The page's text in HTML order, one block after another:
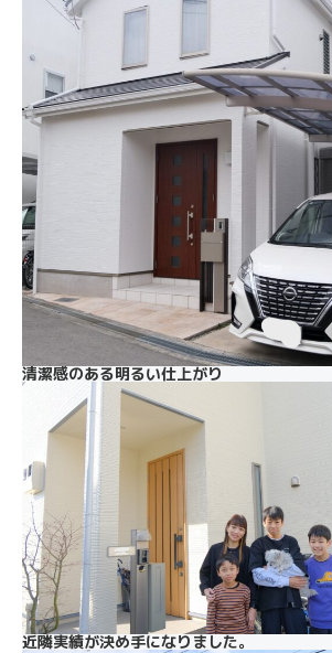
清潔感のある明るい仕上がり
近隣実績が決め手になりました。